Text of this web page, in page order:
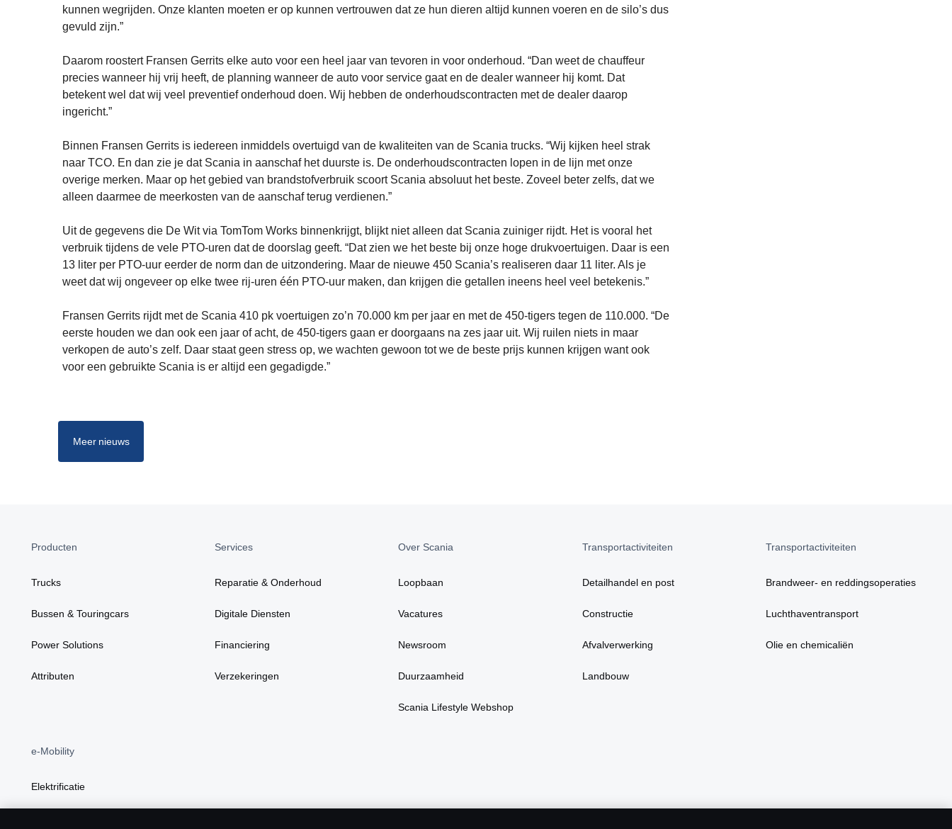
kunnen wegrijden. Onze klanten moeten er op kunnen vertrouwen dat ze hun dieren altijd kunnen voeren en de silo’s dus
gevuld zijn.”
Daarom roostert Fransen Gerrits elke auto voor een heel jaar van tevoren in voor onderhoud. “Dan weet de chauffeur
precies wanneer hij vrij heeft, de planning wanneer de auto voor service gaat en de dealer wanneer hij komt. Dat
betekent wel dat wij veel preventief onderhoud doen. Wij hebben de onderhoudscontracten met de dealer daarop
ingericht.”
Binnen Fransen Gerrits is iedereen inmiddels overtuigd van de kwaliteiten van de Scania trucks. “Wij kijken heel strak
naar TCO. En dan zie je dat Scania in aanschaf het duurste is. De onderhoudscontracten lopen in de lijn met onze
overige merken. Maar op het gebied van brandstofverbruik scoort Scania absoluut het beste. Zoveel beter zelfs, dat we
alleen daarmee de meerkosten van de aanschaf terug verdienen.”
Uit de gegevens die De Wit via TomTom Works binnenkrijgt, blijkt niet alleen dat Scania zuiniger rijdt. Het is vooral het
verbruik tijdens de vele PTO-uren dat de doorslag geeft. “Dat zien we het beste bij onze hoge drukvoertuigen. Daar is een
13 liter per PTO-uur eerder de norm dan de uitzondering. Maar de nieuwe 450 Scania’s realiseren daar 11 liter. Als je
weet dat wij ongeveer op elke twee rij-uren één PTO-uur maken, dan krijgen die getallen ineens heel veel betekenis.”
Fransen Gerrits rijdt met de Scania 410 pk voertuigen zo’n 70.000 km per jaar en met de 450-tigers tegen de 110.000. “De
eerste houden we dan ook een jaar of acht, de 450-tigers gaan er doorgaans na zes jaar uit. Wij ruilen niets in maar
verkopen de auto’s zelf. Daar staat geen stress op, we wachten gewoon tot we de beste prijs kunnen krijgen want ook
voor een gebruikte Scania is er altijd een gegadigde.”
Meer nieuws
Producten
Trucks
Bussen & Touringcars
Power Solutions
Attributen
Services
Reparatie & Onderhoud
Digitale Diensten
Financiering
Verzekeringen
Over Scania
Loopbaan
Vacatures
Newsroom
Duurzaamheid
Scania Lifestyle Webshop
Transportactiviteiten
Detailhandel en post
Constructie
Afvalverwerking
Landbouw
Transportactiviteiten
Brandweer- en reddingsoperaties
Luchthaventransport
Olie en chemicaliën
e-Mobility
Elektrificatie